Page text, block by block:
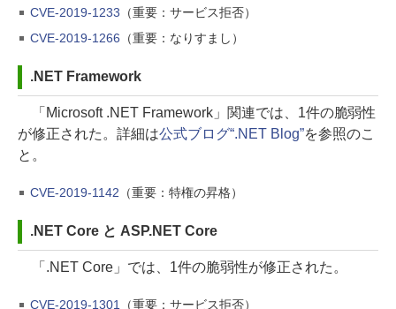
CVE-2019-1233 （重要：サービス拒否）
CVE-2019-1266 （重要：なりすまし）
.NET Framework
「Microsoft .NET Framework」関連では、1件の脆弱性
が修正された。詳細は公式ブログ“.NET Blog”を参照のこ
と。
CVE-2019-1142 （重要：特権の昇格）
.NET Core と ASP.NET Core
「.NET Core」では、1件の脆弱性が修正された。
CVE-2019-1301 （重要：サービス拒否）